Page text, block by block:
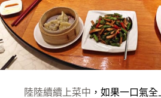
陸陸續續上菜中 ，如果一口氣